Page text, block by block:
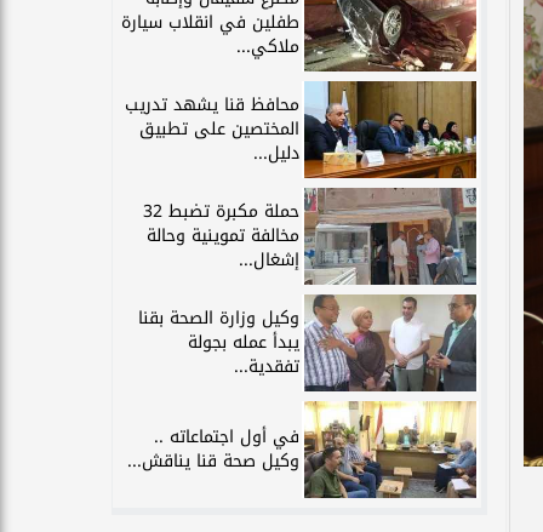
طفلين في انقلاب سيارة
ملاكي...
محافظ قنا يشهد تدريب
المختصين على تطبيق
دليل...
حملة مكبرة تضبط 32
مخالفة تموينية وحالة
إشغال...
وكيل وزارة الصحة بقنا
يبدأ عمله بجولة
تفقدية...
في أول اجتماعاته ..
وكيل صحة قنا يناقش...